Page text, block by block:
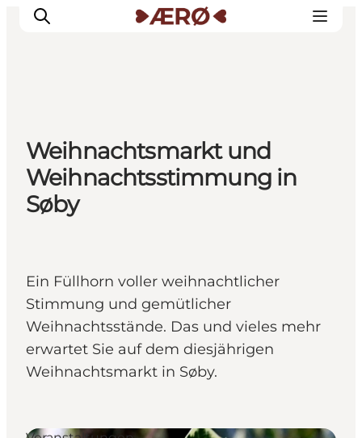
Unterkünfte
Essen
Erleben
Veranstaltungen
Weihnachtsmarkt und
Weihnachtsstimmung in
Søby
Ein Füllhorn voller weihnachtlicher
Stimmung und gemütlicher
Weihnachtsstände. Das und vieles mehr
erwartet Sie auf dem diesjährigen
Weihnachtsmarkt in Søby.